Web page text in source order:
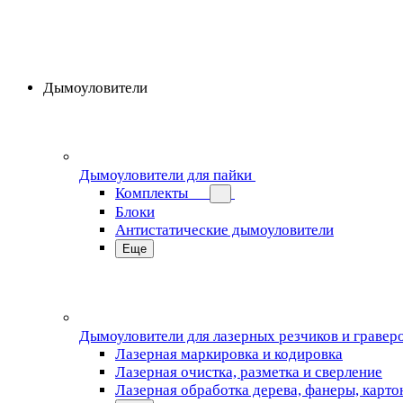
Дымоуловители
Дымоуловители для пайки
Комплекты
Блоки
Антистатические дымоуловители
Еще
Дымоуловители для лазерных резчиков и
Лазерная маркировка и кодировка
Лазерная очистка, разметка и сверление
Лазерная обработка дерева, фанеры,